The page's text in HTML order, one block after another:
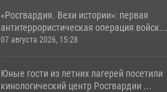
«Росгвардия. Вехи истории»: первая
антитеррористическая операция войск...
07 августа 2026, 15:28
Юные гости из летних лагерей посетили
кинологический центр Росгвардии ...